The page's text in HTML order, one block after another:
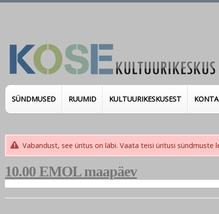
SÜNDMUSED RUUMID KULTUURIKESKUSEST
Vabandust, see üritus on läbi. Vaata teisi üritusi sündmuste
10.00 EMOL maapäev